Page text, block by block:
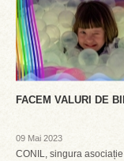
FACEM VALURI DE
09 Mai 2023
CONIL, singura